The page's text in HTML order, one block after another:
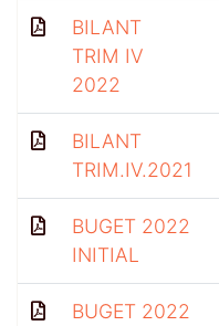
BILANT
TRIM IV
2022
BILANT
TRIM.IV.2021
BUGET 2022
INITIAL
BUGET 2022